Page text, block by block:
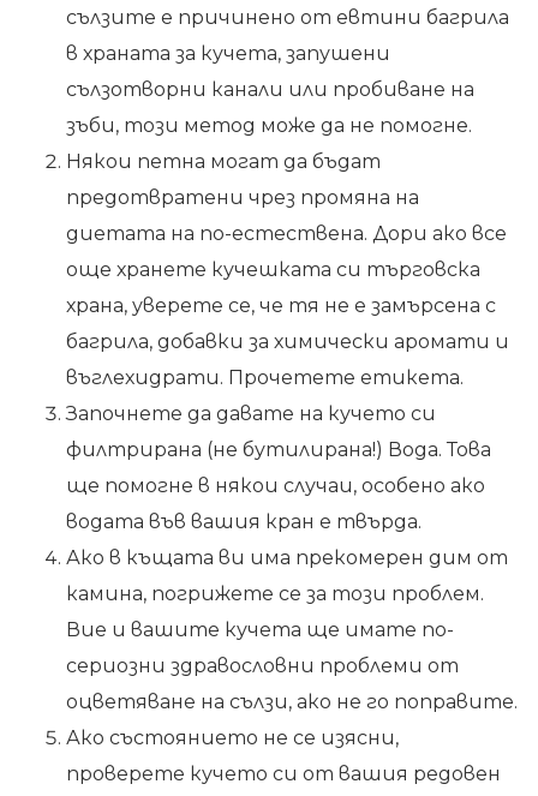
сълзите е причинено от евтини багрила
в храната за кучета, запушени
сълзотворни канали или пробиване на
зъби, този метод може да не помогне.
Някои петна могат да бъдат
предотвратени чрез промяна на
диетата на по-естествена. Дори ако все
още хранете кучешката си търговска
храна, уверете се, че тя не е замърсена с
багрила, добавки за химически аромати и
въглехидрати. Прочетете етикета.
Започнете да давате на кучето си
филтрирана (не бутилирана!) Вода. Това
ще помогне в някои случаи, особено ако
водата във вашия кран е твърда.
Ако в къщата ви има прекомерен дим от
камина, погрижете се за този проблем.
Вие и вашите кучета ще имате по-
сериозни здравословни проблеми от
оцветяване на сълзи, ако не го поправите.
Ако състоянието не се изясни,
проверете кучето си от вашия редовен